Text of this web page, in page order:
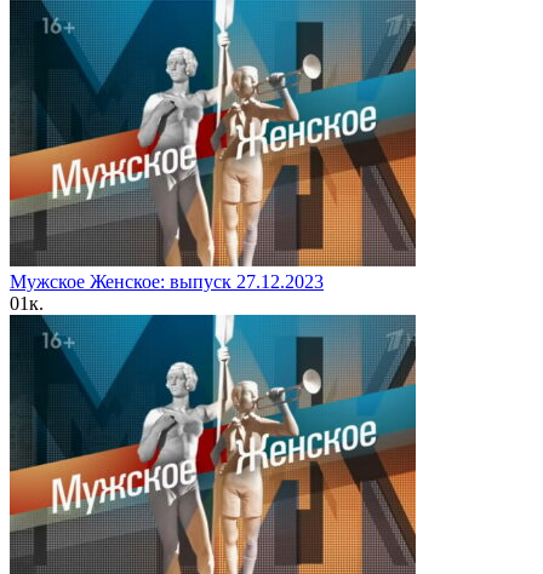
Мужское Женское: выпуск 27.12.2023
01к.